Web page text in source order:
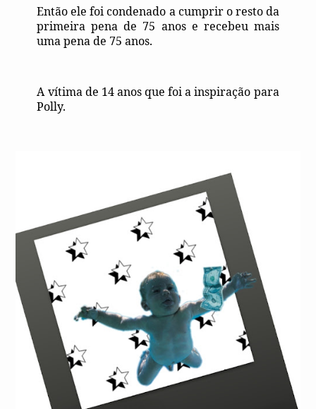
Então ele foi condenado a cumprir o resto da
primeira pena de 75 anos e recebeu mais
uma pena de 75 anos.
A vítima de 14 anos que foi a inspiração para
Polly.